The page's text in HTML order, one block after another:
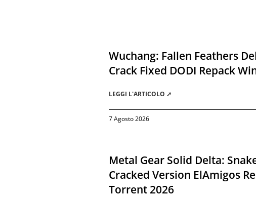
Wuchang: Fallen Feathers
Crack Fixed DODI Repack
LEGGI L'ARTICOLO ➚
7 Agosto 2026
Metal Gear Solid Delta:
Cracked Version ElAmigos
Torrent 2026